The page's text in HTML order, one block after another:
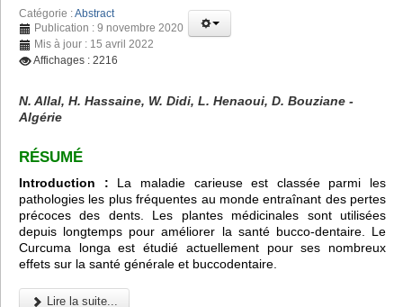
Catégorie :Abstract
Publication : 9 novembre 2020
Mis à jour : 15 avril 2022
Affichages : 2216
N. Allal, H. Hassaine, W. Didi, L. Henaoui, D. Bouziane -
Algérie
RÉSUMÉ
Introduction : La maladie carieuse est classée parmi les
pathologies les plus fréquentes au monde entraînant des pertes
précoces des dents. Les plantes médicinales sont utilisées
depuis longtemps pour améliorer la santé bucco-dentaire. Le
Curcuma longa est étudié actuellement pour ses nombreux
effets sur la santé générale et buccodentaire.
Lire la suite...